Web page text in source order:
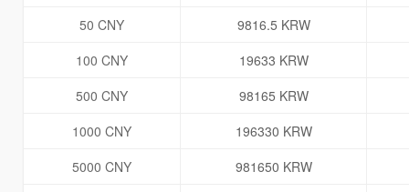
50 CNY
9816.5 KRW
100 CNY
19633 KRW
500 CNY
98165 KRW
1000 CNY
196330 KRW
5000 CNY
981650 KRW